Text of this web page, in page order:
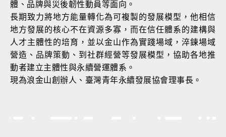
體、品牌與災後韌性動員等面向。
長期致力將地方能量轉化為可複製的發展模型，他相信
地方發展的核心不在資源多寡，而在信任體系的建構與
人才主體性的培育，並以金山作為實踐場域，淬鍊場域
營造、品牌策動、到社群經營等發展模型，協助各地推
動者建立主體性與永續營運體系。
現為浪金山創辦人、臺灣青年永續發展協會理事長。